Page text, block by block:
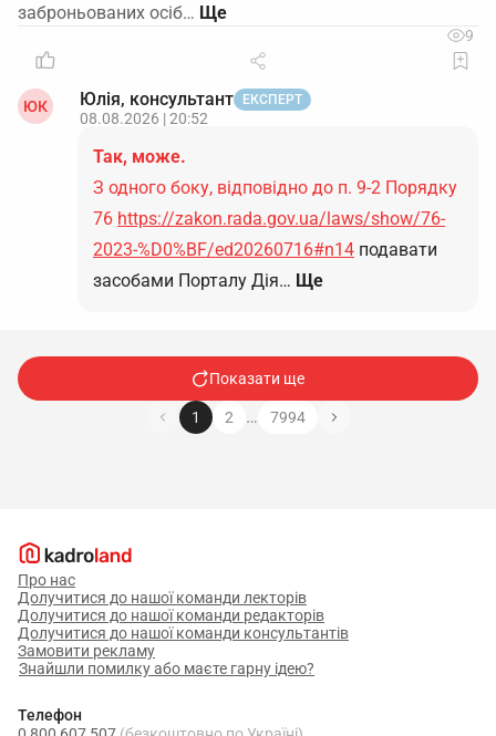
заброньованих осіб…
9
ЮК Юлія, консультант ЕКСПЕРТ
08.08.2026 | 20:52
Так, може.
З одного боку, відповідно до п. 9-2 Порядку
76 https://zakon.rada.gov.ua/laws/show/76-
2023-%D0%BF/ed20260716#n14 подавати
засобами Порталу Дія… Ще
Показати ще
1 2 … 7994
Про нас
Долучитися до нашої команди лекторів
Долучитися до нашої команди редакторів
Долучитися до нашої команди консультантів
Замовити рекламу
Знайшли помилку або маєте гарну ідею?
Телефон